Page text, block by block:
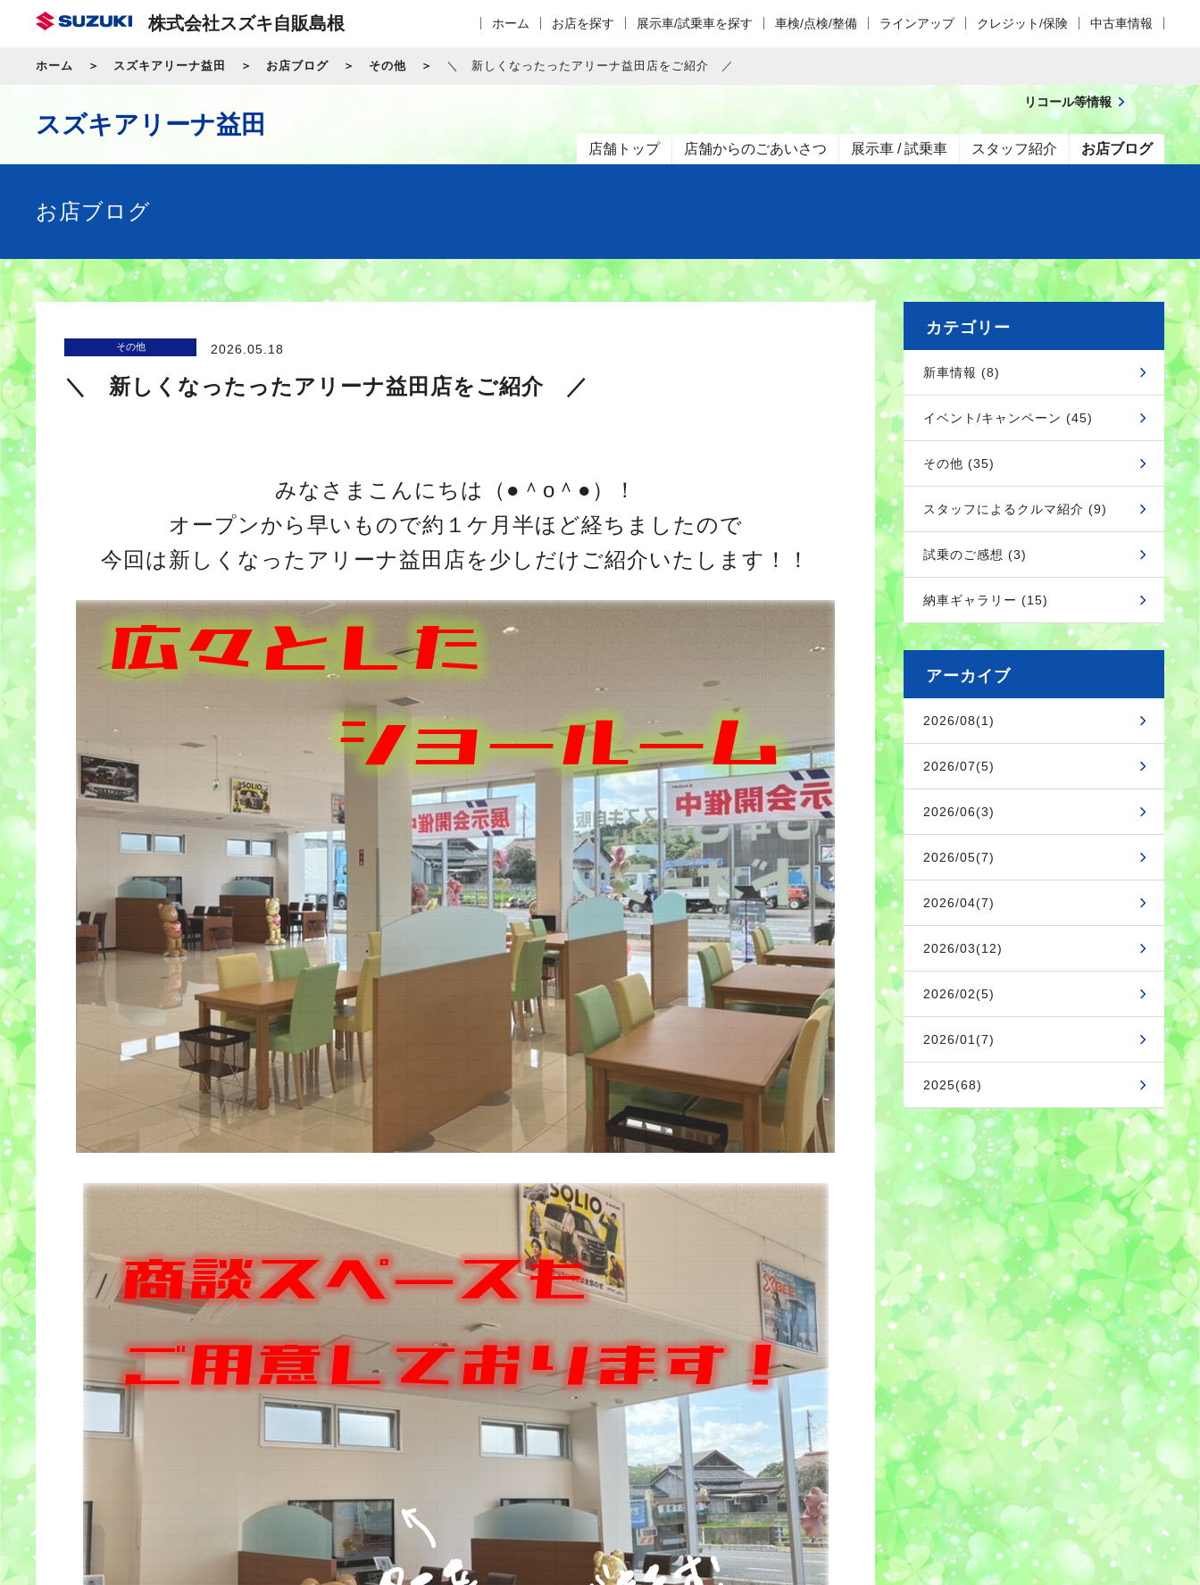
株式会社スズキ自販島根 ホーム お店を探す 展示車/試乗車を探す 車検/点検/整備 ラインアップ クレジット/保険 中古車情報
ホーム スズキアリーナ益田 お店ブログ その他 ＼ 新しくなったったアリーナ益田店をご紹介 ／
スズキアリーナ益田
店舗トップ 店舗からのごあいさつ 展示車 / 試乗車 スタッフ紹介 お店ブログ
リコール等情報
お店ブログ
その他 2026.05.18
＼ 新しくなったったアリーナ益田店をご紹介 ／
みなさまこんにちは（●＾o＾●）！
オープンから早いもので約１ケ月半ほど経ちましたので
今回は新しくなったアリーナ益田店を少しだけご紹介いたします！！
カテゴリー
新車情報 (8)
イベント/キャンペーン (45)
その他 (35)
スタッフによるクルマ紹介 (9)
試乗のご感想 (3)
納車ギャラリー (15)
アーカイブ
2026/08(1)
2026/07(5)
2026/06(3)
2026/05(7)
2026/04(7)
2026/03(12)
2026/02(5)
2026/01(7)
2025(68)